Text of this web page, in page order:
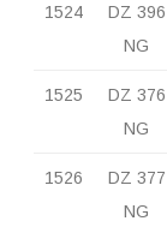
1524
DZ 396
NG
1525
DZ 376
NG
1526
DZ 377
NG